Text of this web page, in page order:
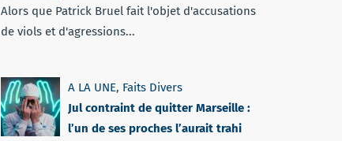
Alors que Patrick Bruel fait l'objet d'accusations
de viols et d'agressions...
A LA UNE, Faits Divers
Jul contraint de quitter Marseille :
l’un de ses proches l’aurait trahi